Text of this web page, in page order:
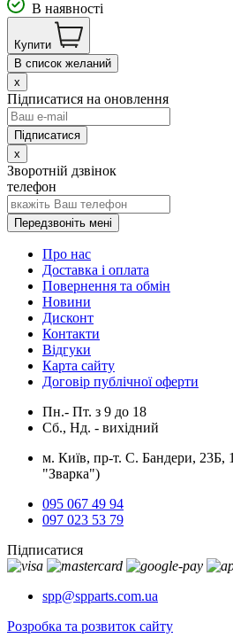
В наявності
Купити
В список желаний
x
Підписатися на оновлення
x
Зворотній дзвінок
телефон
Передзвоніть мені
Про нас
Доставка і оплата
Повернення та обмін
Новини
Дисконт
Контакти
Відгуки
Карта сайту
Договір публічної оферти
Пн.- Пт. з 9 до 18
Сб., Нд. - вихідний
м. Київ, пр-т. С. Бандери, 23Б,
"Зварка")
095 067 49 94
097 023 53 79
Підписатися
spp@spparts.com.ua
Розробка та розвиток сайту